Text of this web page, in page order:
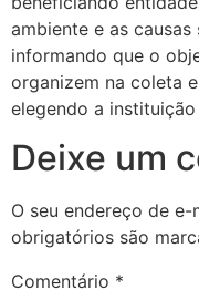
ambiente e as causas
informando que o
organizem na coleta
elegendo a
Deixe um
O seu endereço de
obrigatórios são
Comentário *